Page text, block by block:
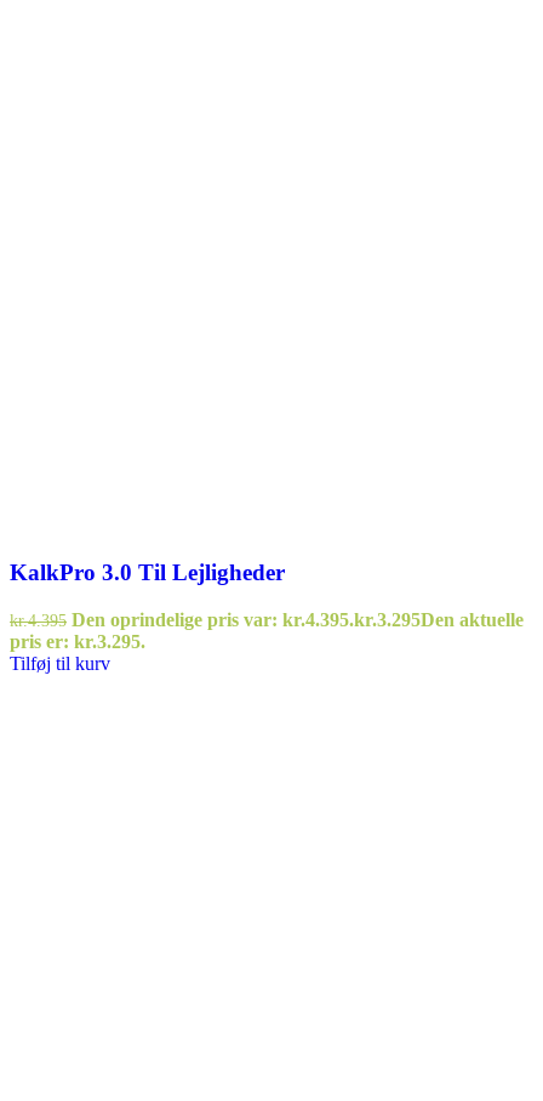
KalkPro 3.0 Til Lejligheder
kr.4.395 Den oprindelige pris var: kr.4.395.kr.3.295Den aktuelle
pris er: kr.3.295.
Tilføj til kurv